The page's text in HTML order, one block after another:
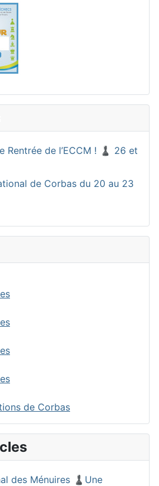
Rentrée de l’ECCM ! ♟️ 26 et
de Corbas du 20 au 23
de Corbas
des Ménuires ♟️Une